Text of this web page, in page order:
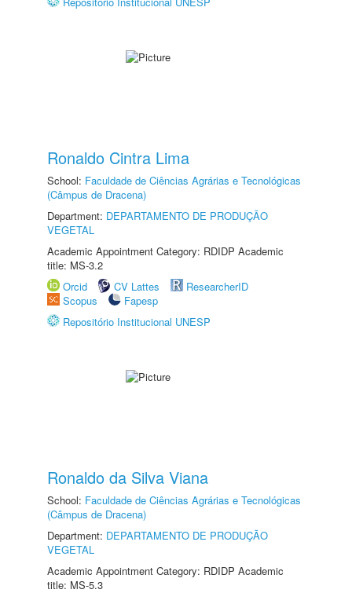
Ronaldo Cintra Lima
School: Faculdade de Ciências Agrárias e Tecnológicas
(Câmpus de Dracena)
Department: DEPARTAMENTO DE PRODUÇÃO
VEGETAL
Academic Appointment Category: RDIDP Academic
title: MS-3.2
Orcid
CV Lattes
ResearcherID
Scopus
Fapesp
Repositório Institucional UNESP
Ronaldo da Silva Viana
School: Faculdade de Ciências Agrárias e Tecnológicas
(Câmpus de Dracena)
Department: DEPARTAMENTO DE PRODUÇÃO
VEGETAL
Academic Appointment Category: RDIDP Academic
title: MS-5.3